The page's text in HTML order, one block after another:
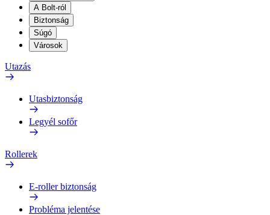
A Bolt-ról
Biztonság
Súgó
Városok
Utazás
Utasbiztonság
Legyél sofőr
Rollerek
E-roller biztonság
Probléma jelentése